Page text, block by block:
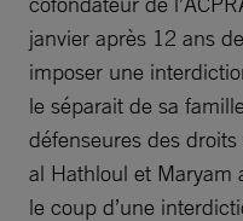
janvier après 12 ans
imposer une
le séparait de sa
défenseures des
al Hathloul et Maryam
le coup d’une